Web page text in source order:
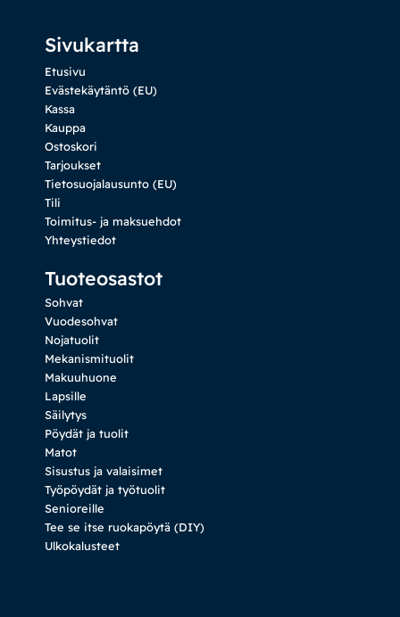
Sivukartta
Etusivu
Evästekäytäntö (EU)
Kassa
Kauppa
Ostoskori
Tarjoukset
Tietosuojalausunto (EU)
Tili
Toimitus- ja maksuehdot
Yhteystiedot
Tuoteosastot
Sohvat
Vuodesohvat
Nojatuolit
Mekanismituolit
Makuuhuone
Lapsille
Säilytys
Pöydät ja tuolit
Matot
Sisustus ja valaisimet
Työpöydät ja työtuolit
Senioreille
Tee se itse ruokapöytä (DIY)
Ulkokalusteet